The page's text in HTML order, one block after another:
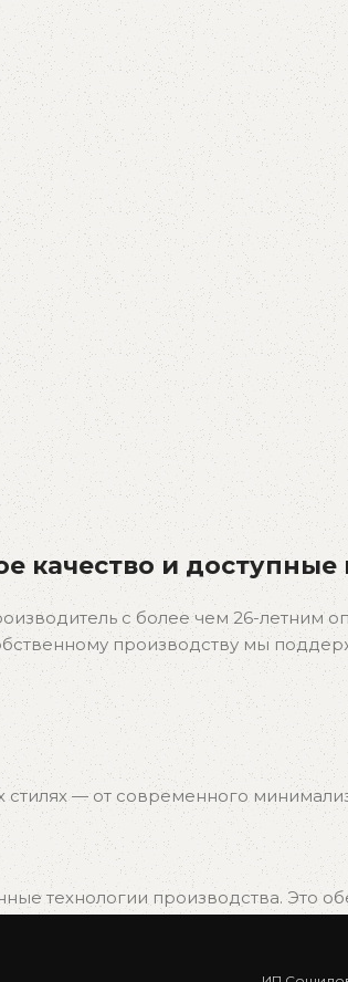
качество и доступные
с более чем 26-летним
производству мы
— от современного
технологии производства. Это